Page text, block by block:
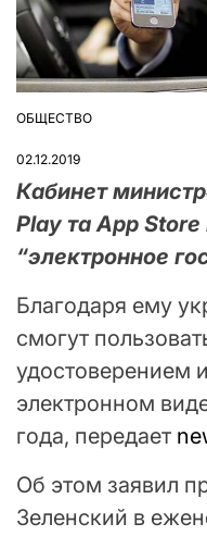
ОПУБЛІКУВАТИ
ОБЩЕСТВО
02.12.2019
Кабинет
Play та App
“электронное
Благодаря ему
смогут
удостоверением
электронном
года, передает
Об этом заявил
Зеленский в